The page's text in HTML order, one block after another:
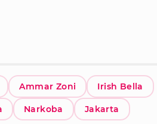
Ammar Zoni Irish Bella
Narkoba Jakarta